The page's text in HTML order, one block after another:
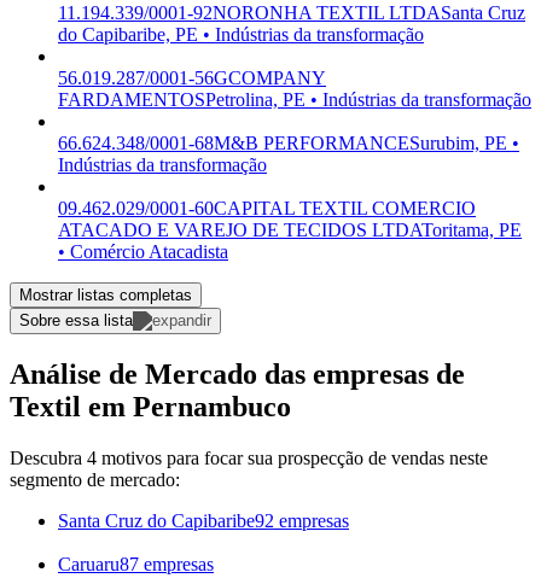
11.194.339/0001-92NORONHA TEXTIL LTDASanta Cruz
do Capibaribe, PE • Indústrias da transformação
56.019.287/0001-56GCOMPANY
FARDAMENTOSPetrolina, PE • Indústrias da transformação
66.624.348/0001-68M&B PERFORMANCESurubim, PE •
Indústrias da transformação
09.462.029/0001-60CAPITAL TEXTIL COMERCIO
ATACADO E VAREJO DE TECIDOS LTDAToritama, PE
• Comércio Atacadista
Mostrar listas completas
Sobre essa lista
Análise de Mercado das empresas de
Textil em Pernambuco
Descubra 4 motivos para focar sua prospecção de vendas neste
segmento de mercado:
Santa Cruz do Capibaribe92 empresas
Caruaru87 empresas